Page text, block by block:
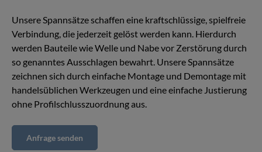
Unsere Spannsätze schaffen eine kraftschlüssige, spielfreie
Verbindung, die jederzeit gelöst werden kann. Hierdurch
werden Bauteile wie Welle und Nabe vor Zerstörung durch
so genanntes Ausschlagen bewahrt. Unsere Spannsätze
zeichnen sich durch einfache Montage und Demontage mit
handelsüblichen Werkzeugen und eine einfache Justierung
ohne Profilschlusszuordnung aus.
Anfrage senden